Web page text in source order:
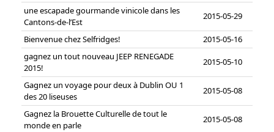
une escapade gourmande vinicole dans les
Cantons-de-l’Est
2015-05-29
Bienvenue chez Selfridges!
2015-05-16
gagnez un tout nouveau JEEP RENEGADE
2015!
2015-05-10
Gagnez un voyage pour deux à Dublin OU 1
des 20 liseuses
2015-05-08
Gagnez la Brouette Culturelle de tout le
monde en parle
2015-05-08